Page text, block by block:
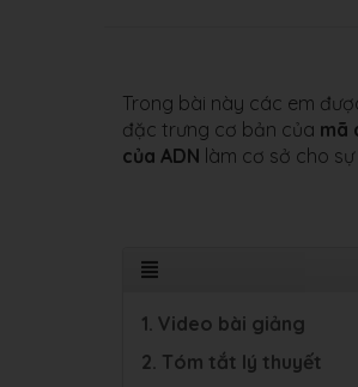
Trong bài này các em
đặc trưng cơ bản của mã
của ADN làm cơ sở cho
1. Video bài giảng
2. Tóm tắt lý thuyết